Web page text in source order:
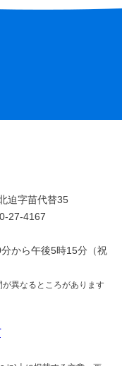
迫字苗代替35
27-4167
から午後5時15分（祝
異なるところがあります